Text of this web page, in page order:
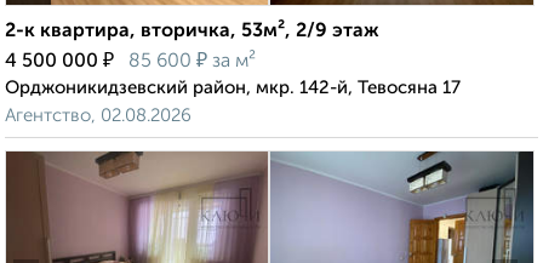
2-к квартира, вторичка, 53м², 2/9 этаж
4 500 000 ₽ 85 600 ₽ за м²
Орджоникидзевский район, мкр. 142-й, Тевосяна 17
Агентство, 02.08.2026